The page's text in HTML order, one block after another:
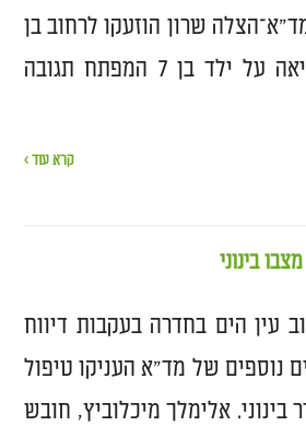
שרון הוזעקו לרחוב בן
צבי בבית העלמין בחדרה בעקבות קריאה על ילד בן 7 המפתח תגובה
קרא עוד ›
עין הים בחדרה בעקבות דיווח
נוספים של מד"א העניקו טיפול
29 שמצבו הוגדר בינוני. אלימלך מיכלוביץ, חובש